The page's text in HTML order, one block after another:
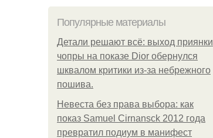
Популярные материалы
Детали решают всё: выход приянки
чопры на показе Dior обернулся
шквалом критики из-за небрежного
пошива.
Невеста без права выбора: как
показ Samuel Cirnansck 2012 года
превратил подиум в манифест